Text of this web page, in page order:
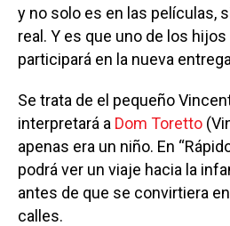
y no solo es en las películas,
real. Y es que uno de los hijos
participará en la nueva
Se trata de el pequeño
interpretará a Dom Toretto
apenas era un niño. En
podrá ver un viaje hacia la
antes de que se convirtiera
calles.